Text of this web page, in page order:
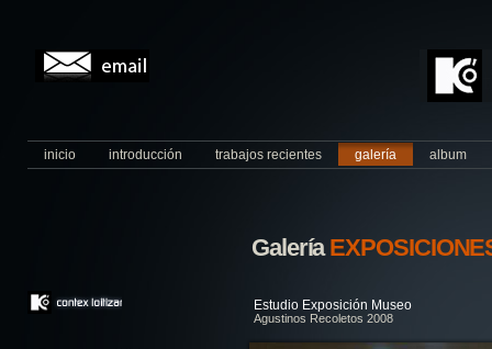
inicio introducción trabajos recientes galería album
Galería
Estudio Exposición Museo
Agustinos Recoletos 2008